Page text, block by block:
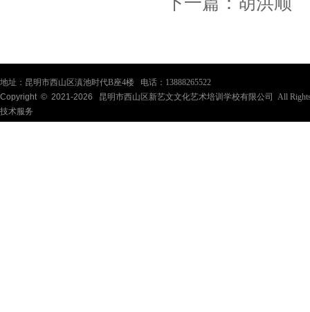
地址：昆明市西山区滇池时代B座4楼 电话：13888265522
Copyright © 2021-2026
昆明市西山区新艺文文化艺术培训学校有限公司 All
技术服务